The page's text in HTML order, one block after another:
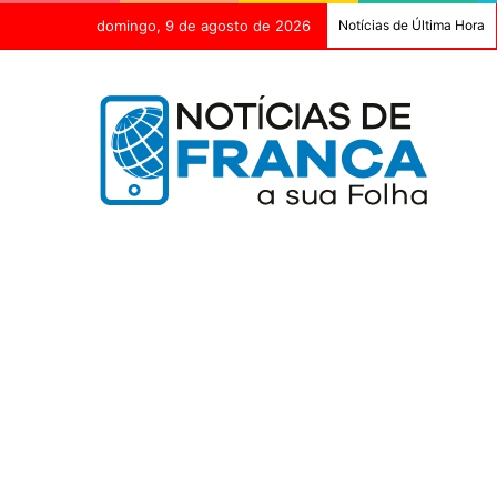
domingo, 9 de agosto de 2026 Notícias de Última Hora